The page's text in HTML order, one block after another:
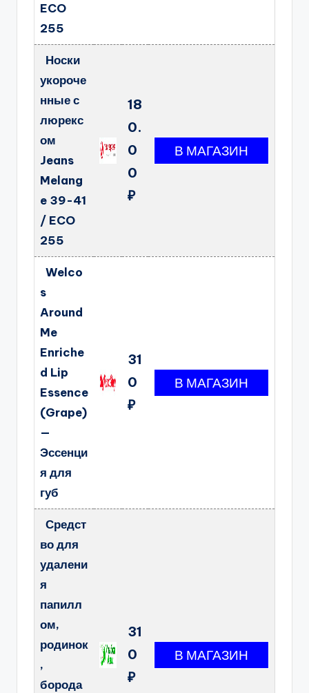
ECO
255
Носки
укороче
нные с
люрекс
ом
Jeans
Melang
e 39-41
/ ECO
255
18
0.
0
0
₽
Welco
s
Around
Me
Enriche
d Lip
Essence
(Grape)
—
Эссенци
я для
губ
31
0
₽
Средст
во для
удалени
я
папилл
ом,
родинок
,
борода
31
0
₽